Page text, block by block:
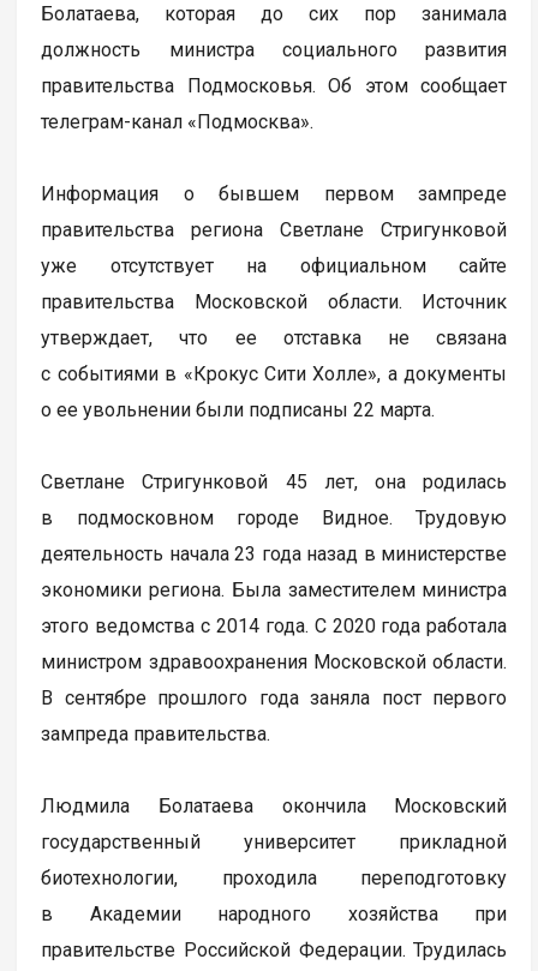
Болатаева, которая до сих пор занимала
должность министра социального развития
правительства Подмосковья. Об этом сообщает
телеграм-канал «Подмосква».
Информация о бывшем первом зампреде
правительства региона Светлане Стригунковой
уже отсутствует на официальном сайте
правительства Московской области. Источник
утверждает, что ее отставка не связана
с событиями в «Крокус Сити Холле», а документы
о ее увольнении были подписаны 22 марта.
Светлане Стригунковой 45 лет, она родилась
в подмосковном городе Видное. Трудовую
деятельность начала 23 года назад в министерстве
экономики региона. Была заместителем министра
этого ведомства с 2014 года. С 2020 года работала
министром здравоохранения Московской области.
В сентябре прошлого года заняла пост первого
зампреда правительства.
Людмила Болатаева окончила Московский
государственный университет прикладной
биотехнологии, проходила переподготовку
в Академии народного хозяйства при
правительстве Российской Федерации. Трудилась